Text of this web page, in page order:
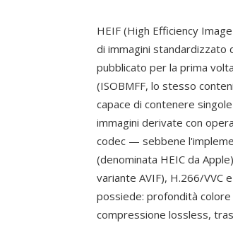
HEIF (High Efficiency
di immagini standardizzato
pubblicato per la prima
(ISOBMFF, lo stesso
capace di contenere
immagini derivate con
codec — sebbene
(denominata HEIC da
variante AVIF), H.266/VVC
possiede: profondità
compressione lossless,